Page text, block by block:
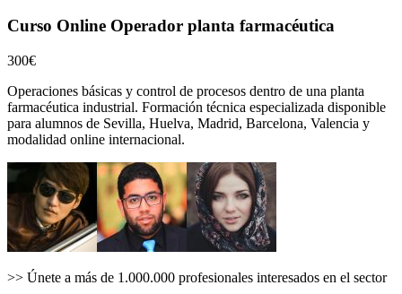
Curso Online Operador planta farmacéutica
300€
Operaciones básicas y control de procesos dentro de una planta
farmacéutica industrial. Formación técnica especializada disponible
para alumnos de Sevilla, Huelva, Madrid, Barcelona, Valencia y
modalidad online internacional.
>> Únete a más de 1.000.000 profesionales interesados en el sector